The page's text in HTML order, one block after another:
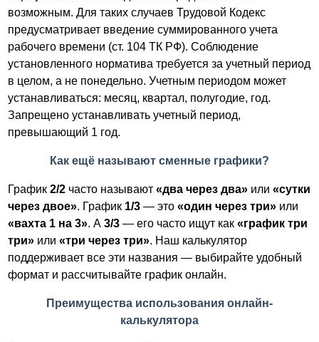
возможным. Для таких случаев Трудовой Кодекс
предусматривает введение суммированного учета
рабочего времени (ст. 104 ТК РФ). Соблюдение
установленного норматива требуется за учетный период
в целом, а не понедельно. Учетным периодом может
устанавливаться: месяц, квартал, полугодие, год.
Запрещено устанавливать учетный период,
превышающий 1 год.
Как ещё называют сменные графики?
График2/2 часто называют«два через два» или«сутки
через двое». График 1/3 — это«один через три» или
«вахта 1 на 3». А3/3 — его часто ищут как«график три
три» или«три через три». Наш калькулятор
поддерживает все эти названия — выбирайте удобный
формат и рассчитывайте график онлайн.
Преимущества использования онлайн-
калькулятора